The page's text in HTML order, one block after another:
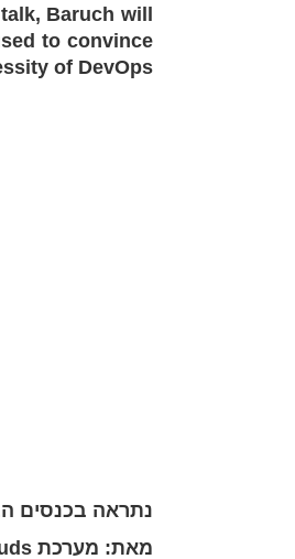
Baruch will
to convince
of DevOps".
נתראה בכנסים
מאת: מערכת IsraelClouds